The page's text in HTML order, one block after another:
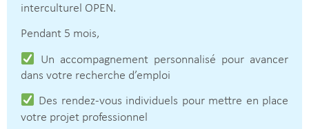
interculturel OPEN.
Pendant 5 mois,
Un accompagnement personnalisé pour avancer
dans votre recherche d’emploi
Des rendez-vous individuels pour mettre en place
votre projet professionnel